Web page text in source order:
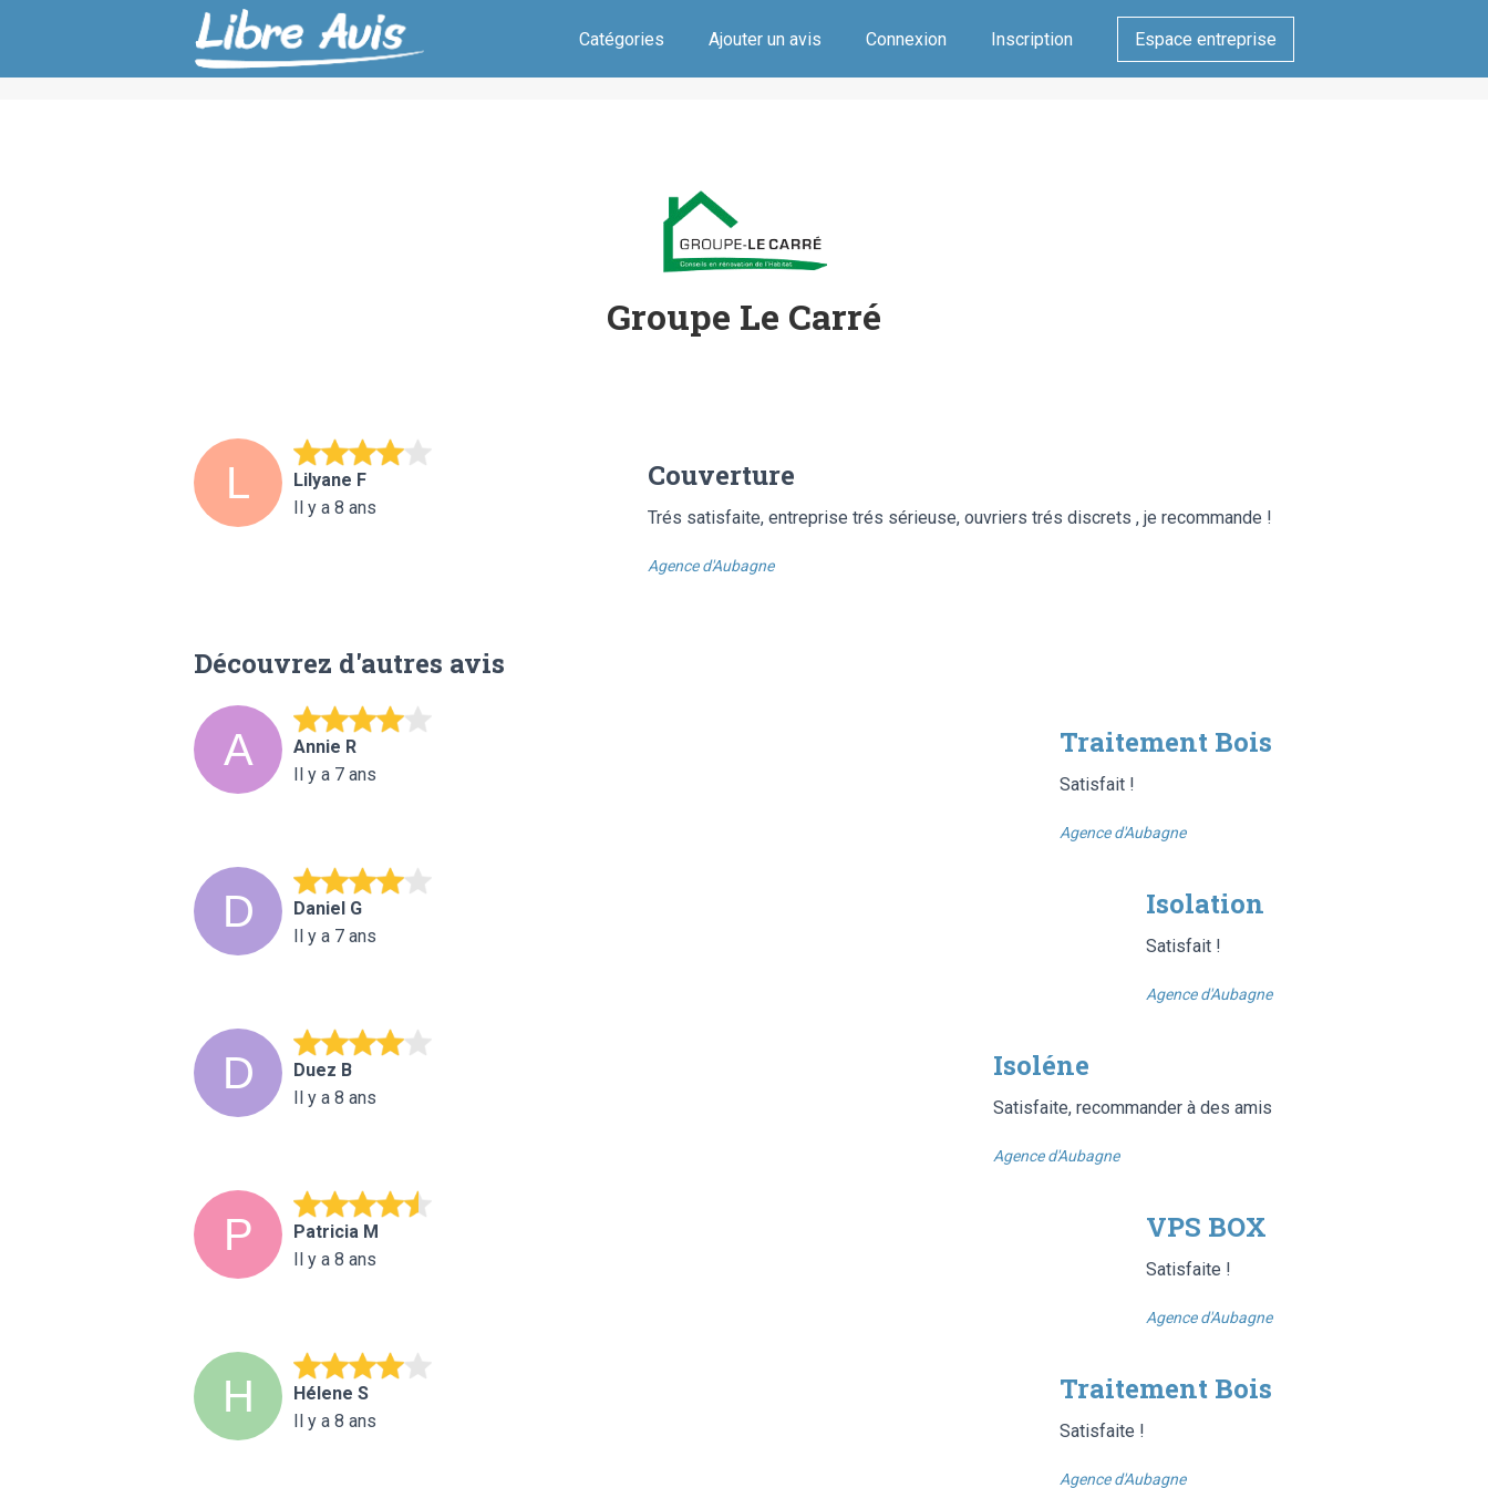
Catégories Ajouter un avis Connexion Inscription Espace entreprise
Groupe Le Carré
Lilyane F
Il y a 8 ans
Couverture
Trés satisfaite, entreprise trés sérieuse, ouvriers trés discrets , je recommande !
Agence d'Aubagne
Découvrez d'autres avis
Annie R
Il y a 7 ans
Traitement Bois
Satisfait !
Agence d'Aubagne
Daniel G
Il y a 7 ans
Isolation
Satisfait !
Agence d'Aubagne
Duez B
Il y a 8 ans
Isoléne
Satisfaite, recommander à des amis
Agence d'Aubagne
Patricia M
Il y a 8 ans
VPS BOX
Satisfaite !
Agence d'Aubagne
Hélene S
Il y a 8 ans
Traitement Bois
Satisfaite !
Agence d'Aubagne